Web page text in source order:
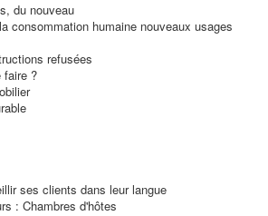
du nouveau
consommation humaine nouveaux usages
refusées
faire ?
ses clients dans leur langue
: Chambres d'hôtes